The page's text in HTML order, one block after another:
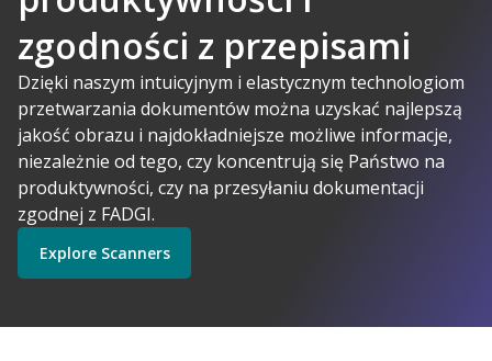
zgodności z przepisami
Dzięki naszym intuicyjnym i elastycznym technologiom
przetwarzania dokumentów można uzyskać najlepszą
jakość obrazu i najdokładniejsze możliwe informacje,
niezależnie od tego, czy koncentrują się Państwo na
produktywności, czy na przesyłaniu dokumentacji
zgodnej z FADGI.
Explore Scanners
A-Powered
Get Started
Kodak Alaris ma sens
Explore Software Explore Scanners
Explore Services